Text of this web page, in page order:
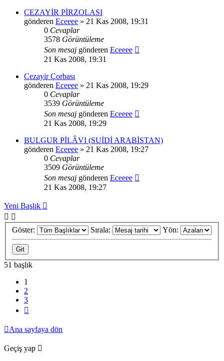
CEZAYİR PİRZOLASI
gönderen Eceeee » 21 Kas 2008, 19:31
0 Cevaplar
3578 Görüntüleme
Son mesaj gönderen Eceeee
21 Kas 2008, 19:31
Cezayir Çorbası
gönderen Eceeee » 21 Kas 2008, 19:29
0 Cevaplar
3539 Görüntüleme
Son mesaj gönderen Eceeee
21 Kas 2008, 19:29
BULGUR PİLÂVI (SUİDİ ARABİSTAN)
gönderen Eceeee » 21 Kas 2008, 19:27
0 Cevaplar
3509 Görüntüleme
Son mesaj gönderen Eceeee
21 Kas 2008, 19:27
Yeni Başlık
Göster: Sırala: Yön:
51 başlık
1
2
3
Ana sayfaya dön
Geçiş yap